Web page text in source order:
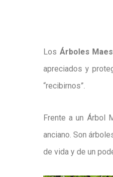
Los Árboles
apreciados y
“recibirnos”.
Frente a un Árbol
anciano. Son
de vida y de un